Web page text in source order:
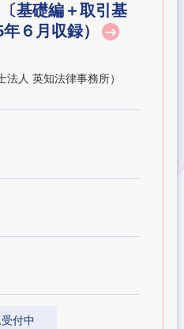
基礎編＋取引基
６月収録）
人 英知法律事務所）
付中